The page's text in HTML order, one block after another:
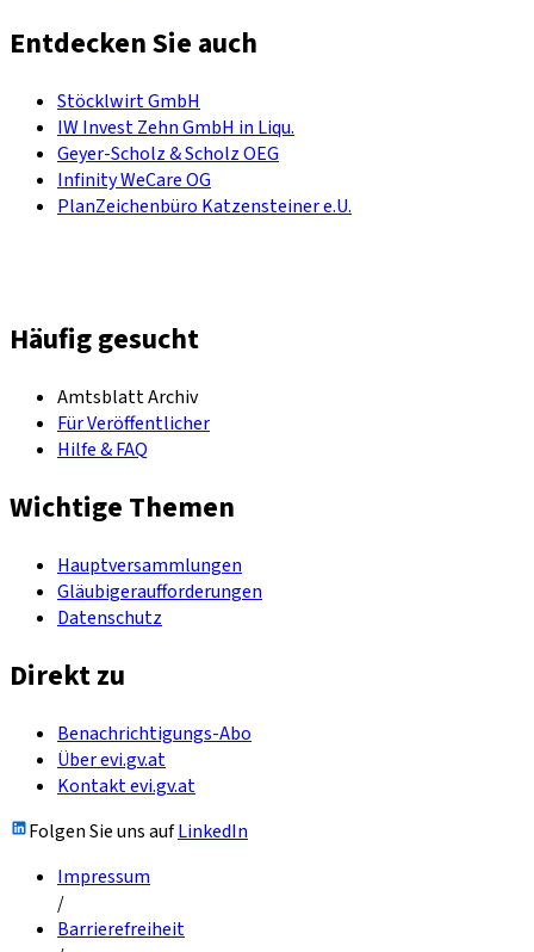
Entdecken Sie auch
Stöcklwirt GmbH
IW Invest Zehn GmbH in Liqu.
Geyer-Scholz & Scholz OEG
Infinity WeCare OG
PlanZeichenbüro Katzensteiner e.U.
Häufig gesucht
Amtsblatt Archiv
Für Veröffentlicher
Hilfe & FAQ
Wichtige Themen
Hauptversammlungen
Gläubigeraufforderungen
Datenschutz
Direkt zu
Benachrichtigungs-Abo
Über evi.gv.at
Kontakt evi.gv.at
Folgen Sie uns aufLinkedIn
Impressum
/
Barrierefreiheit